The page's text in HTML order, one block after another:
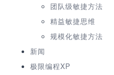
团队级敏捷方法
精益敏捷思维
规模化敏捷方法
新闻
极限编程XP